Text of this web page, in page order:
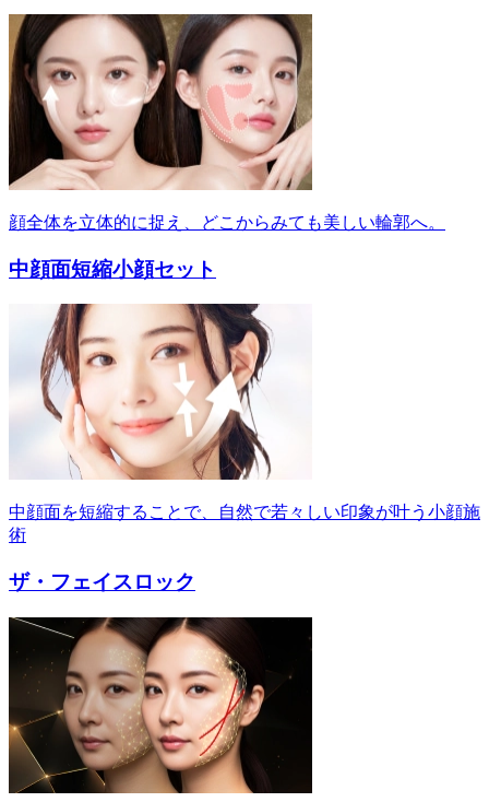
顔全体を立体的に捉え、どこからみても美しい輪郭へ。
中顔面短縮小顔セット
中顔面を短縮することで、自然で若々しい印象が叶う小顔施
術
ザ・フェイスロック